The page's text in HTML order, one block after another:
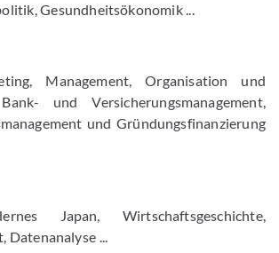
Gesundheitsökonomik ...
Management, Organisation und
und Versicherungsmanagement,
und Gründungsfinanzierung
Japan, Wirtschaftsgeschichte,
Datenanalyse ...